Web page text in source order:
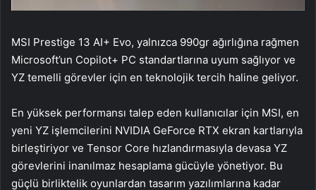
MSI Prestige 13 AI+ Evo, yalnızca 990gr ağırlığına rağmen
Microsoft’un Copilot+ PC standartlarına uyum sağlıyor ve
YZ temelli görevler için en teknolojik tercih haline geliyor.
En yüksek performansı talep eden kullanıcılar için MSI, en
yeni YZ işlemcilerini NVIDIA GeForce RTX ekran kartlarıyla
birleştiriyor ve Tensor Core hızlandırmasıyla devasa YZ
görevlerini inanılmaz hesaplama gücüyle yönetiyor. Bu
güçlü birliktelik oyunlardan tasarım yazılımlarına kadar